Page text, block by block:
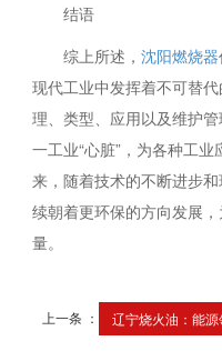
结语
综上所述，沈阳燃烧器
现代工业中发挥着不可替
理、类型、应用以及维护
一工业“心脏”，为各种工
来，随着技术的不断进步
续朝着更环保的方向发展
量。
上一条 ： 辽宁烧火油：能源